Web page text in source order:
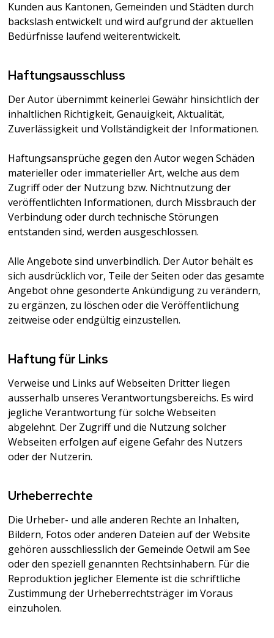
Kunden aus Kantonen, Gemeinden und Städten durch
backslash entwickelt und wird aufgrund der aktuellen
Bedürfnisse laufend weiterentwickelt.
Haftungsausschluss
Der Autor übernimmt keinerlei Gewähr hinsichtlich der
inhaltlichen Richtigkeit, Genauigkeit, Aktualität,
Zuverlässigkeit und Vollständigkeit der Informationen.
Haftungsansprüche gegen den Autor wegen Schäden
materieller oder immaterieller Art, welche aus dem
Zugriff oder der Nutzung bzw. Nichtnutzung der
veröffentlichten Informationen, durch Missbrauch der
Verbindung oder durch technische Störungen
entstanden sind, werden ausgeschlossen.
Alle Angebote sind unverbindlich. Der Autor behält es
sich ausdrücklich vor, Teile der Seiten oder das gesamte
Angebot ohne gesonderte Ankündigung zu verändern,
zu ergänzen, zu löschen oder die Veröffentlichung
zeitweise oder endgültig einzustellen.
Haftung für Links
Verweise und Links auf Webseiten Dritter liegen
ausserhalb unseres Verantwortungsbereichs. Es wird
jegliche Verantwortung für solche Webseiten
abgelehnt. Der Zugriff und die Nutzung solcher
Webseiten erfolgen auf eigene Gefahr des Nutzers
oder der Nutzerin.
Urheberrechte
Die Urheber- und alle anderen Rechte an Inhalten,
Bildern, Fotos oder anderen Dateien auf der Website
gehören ausschliesslich der Gemeinde Oetwil am See
oder den speziell genannten Rechtsinhabern. Für die
Reproduktion jeglicher Elemente ist die schriftliche
Zustimmung der Urheberrechtsträger im Voraus
einzuholen.